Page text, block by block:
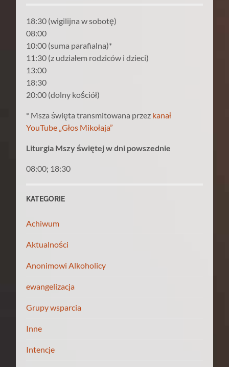
18:30 (wigilijna w sobotę)
08:00
10:00 (suma parafialna)*
11:30 (z udziałem rodziców i dzieci)
13:00
18:30
20:00 (dolny kościół)
* Msza święta transmitowana przez kanał
YouTube „Głos Mikołaja”
Liturgia Mszy świętej w dni powszednie
08:00; 18:30
KATEGORIE
Achiwum
Aktualności
Anonimowi Alkoholicy
ewangelizacja
Grupy wsparcia
Inne
Intencje